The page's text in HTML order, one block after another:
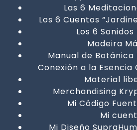
Las 6
Los 6 Cuentos
Los 6
Madeira
Manual de
Conexión a la
Material
Merchandising
Mi Código
Mi
Mi Diseño